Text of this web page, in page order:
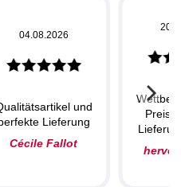
04.08.2026
und
Lieferung
Cécile Fallot
herve